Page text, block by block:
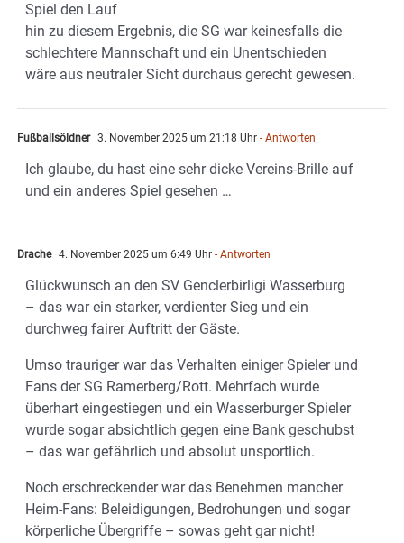
Spiel den Lauf
hin zu diesem Ergebnis, die SG war keinesfalls die
schlechtere Mannschaft und ein Unentschieden
wäre aus neutraler Sicht durchaus gerecht gewesen.
Fußballsöldner 3. November 2025 um 21:18 Uhr - Antworten
Ich glaube, du hast eine sehr dicke Vereins-Brille auf
und ein anderes Spiel gesehen …
Drache 4. November 2025 um 6:49 Uhr - Antworten
Glückwunsch an den SV Genclerbirligi Wasserburg
– das war ein starker, verdienter Sieg und ein
durchweg fairer Auftritt der Gäste.
Umso trauriger war das Verhalten einiger Spieler und
Fans der SG Ramerberg/Rott. Mehrfach wurde
überhart eingestiegen und ein Wasserburger Spieler
wurde sogar absichtlich gegen eine Bank geschubst
– das war gefährlich und absolut unsportlich.
Noch erschreckender war das Benehmen mancher
Heim-Fans: Beleidigungen, Bedrohungen und sogar
körperliche Übergriffe – sowas geht gar nicht!